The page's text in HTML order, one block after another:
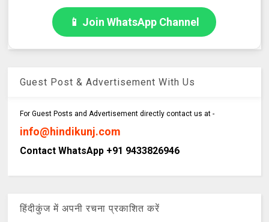
📱 Join WhatsApp Channel
Guest Post & Advertisement With Us
For Guest Posts and Advertisement directly contact us at -
info@hindikunj.com
Contact WhatsApp +91 9433826946
हिंदीकुंज में अपनी रचना प्रकाशित करें